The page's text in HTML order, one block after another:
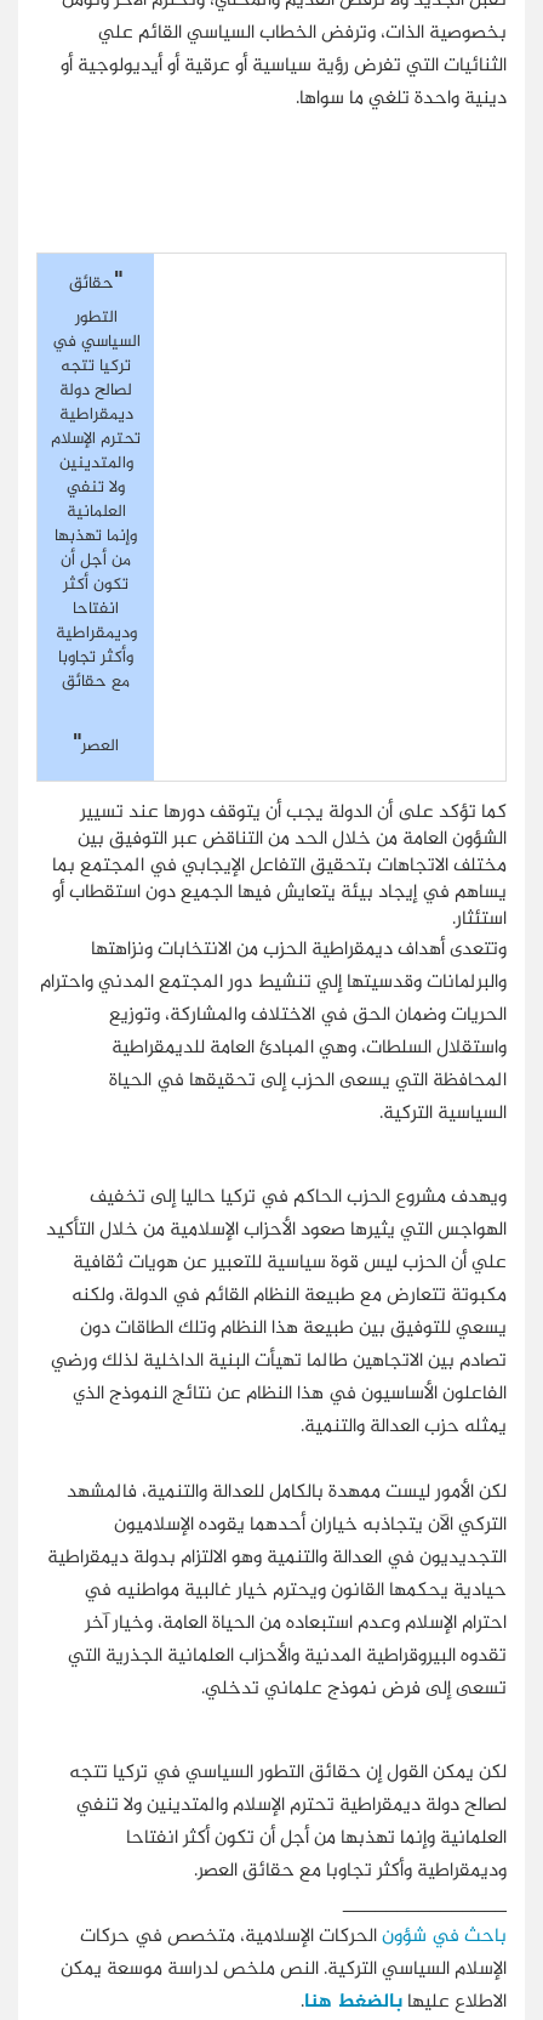
بخصوصية الذات، وترفض الخطاب السياسي القائم علي
الثنائيات التي تفرض رؤية سياسية أو عرقية أو أيديولوجية أو
دينية واحدة تلغي ما سواها.
"حقائق
التطور
السياسي في
تركيا تتجه
لصالح دولة
ديمقراطية
تحترم الإسلام
والمتدينين
ولا تنفي
العلمانية
وإنما تهذبها
من أجل أن
تكون أكثر
انفتاحا
وديمقراطية
وأكثر تجاوبا
مع حقائق
العصر"
كما تؤكد على أن الدولة يجب أن يتوقف دورها عند تسيير
الشؤون العامة من خلال الحد من التناقض عبر التوفيق بين
مختلف الاتجاهات بتحقيق التفاعل الإيجابي في المجتمع بما
يساهم في إيجاد بيئة يتعايش فيها الجميع دون استقطاب أو
استئثار.
وتتعدى أهداف ديمقراطية الحزب من الانتخابات ونزاهتها
والبرلمانات وقدسيتها إلي تنشيط دور المجتمع المدني واحترام
الحريات وضمان الحق في الاختلاف والمشاركة، وتوزيع
واستقلال السلطات، وهي المبادئ العامة للديمقراطية
المحافظة التي يسعى الحزب إلى تحقيقها في الحياة
السياسية التركية.
ويهدف مشروع الحزب الحاكم في تركيا حاليا إلى تخفيف
الهواجس التي يثيرها صعود الأحزاب الإسلامية من خلال التأكيد
علي أن الحزب ليس قوة سياسية للتعبير عن هويات ثقافية
مكبوتة تتعارض مع طبيعة النظام القائم في الدولة، ولكنه
يسعي للتوفيق بين طبيعة هذا النظام وتلك الطاقات دون
تصادم بين الاتجاهين طالما تهيأت البنية الداخلية لذلك ورضي
الفاعلون الأساسيون في هذا النظام عن نتائج النموذج الذي
يمثله حزب العدالة والتنمية.
لكن الأمور ليست ممهدة بالكامل للعدالة والتنمية، فالمشهد
التركي الآن يتجاذبه خياران أحدهما يقوده الإسلاميون
التجديديون في العدالة والتنمية وهو الالتزام بدولة ديمقراطية
حيادية يحكمها القانون ويحترم خيار غالبية مواطنيه في
احترام الإسلام وعدم استبعاده من الحياة العامة، وخيار آخر
تقدوه البيروقراطية المدنية والأحزاب العلمانية الجذرية التي
تسعى إلى فرض نموذج علماني تدخلي.
لكن يمكن القول إن حقائق التطور السياسي في تركيا تتجه
لصالح دولة ديمقراطية تحترم الإسلام والمتدينين ولا تنفي
العلمانية وإنما تهذبها من أجل أن تكون أكثر انفتاحا
وديمقراطية وأكثر تجاوبا مع حقائق العصر.
_______________
باحث في شؤونالحركات الإسلامية، متخصص في حركات
الإسلام السياسي التركية. النص ملخص لدراسة موسعة يمكن
الاطلاع عليهابالضغط هنا.